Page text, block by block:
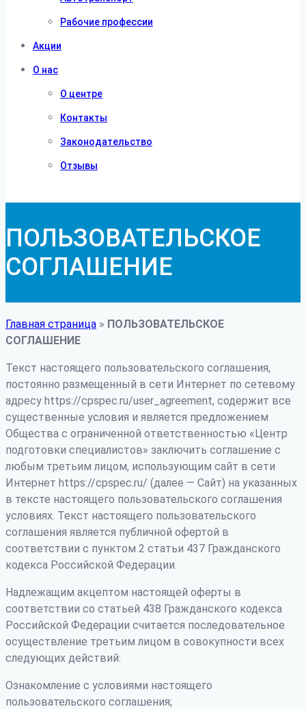
Рабочие профессии
Акции
О нас
О центре
Контакты
Законодательство
Отзывы
ПОЛЬЗОВАТЕЛЬСКОЕ
СОГЛАШЕНИЕ
Главная страница » ПОЛЬЗОВАТЕЛЬСКОЕ
СОГЛАШЕНИЕ
Текст настоящего пользовательского соглашения,
постоянно размещенный в сети Интернет по сетевому
адресу https://cpspec.ru/user_agreement, содержит все
существенные условия и является предложением
Общества с ограниченной ответственностью «Центр
подготовки специалистов» заключить соглашение с
любым третьим лицом, использующим сайт в сети
Интернет https://cpspec.ru/ (далее — Сайт) на указанных
в тексте настоящего пользовательского соглашения
условиях. Текст настоящего пользовательского
соглашения является публичной офертой в
соответствии с пунктом 2 статьи 437 Гражданского
кодекса Российской Федерации.
Надлежащим акцептом настоящей оферты в
соответствии со статьей 438 Гражданского кодекса
Российской Федерации считается последовательное
осуществление третьим лицом в совокупности всех
следующих действий:
Ознакомление с условиями настоящего
пользовательского соглашения;